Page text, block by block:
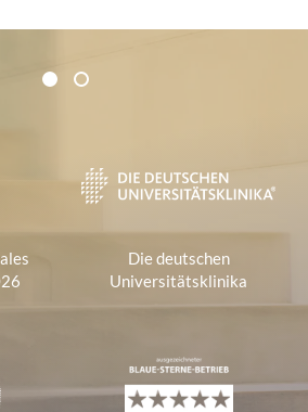
Verbände
1 2
Die deutschen
Universitätsklinika